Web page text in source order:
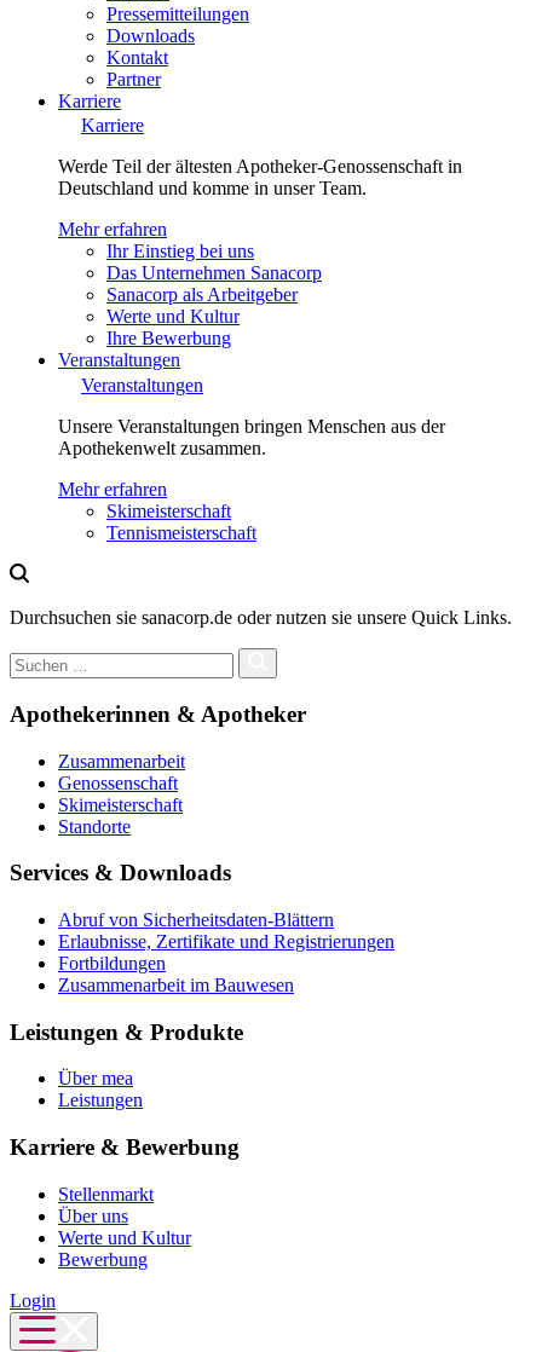
Pressemitteilungen
Downloads
Kontakt
Partner
Karriere
Karriere
Werde Teil der ältesten Apotheker-Genossenschaft in
Deutschland und komme in unser Team.
Mehr erfahren
Ihr Einstieg bei uns
Das Unternehmen Sanacorp
Sanacorp als Arbeitgeber
Werte und Kultur
Ihre Bewerbung
Veranstaltungen
Veranstaltungen
Unsere Veranstaltungen bringen Menschen aus der
Apothekenwelt zusammen.
Mehr erfahren
Skimeisterschaft
Tennismeisterschaft
Durchsuchen sie sanacorp.de oder nutzen sie unsere Quick Links.
Apothekerinnen & Apotheker
Zusammenarbeit
Genossenschaft
Skimeisterschaft
Standorte
Services & Downloads
Abruf von Sicherheitsdaten-Blättern
Erlaubnisse, Zertifikate und Registrierungen
Fortbildungen
Zusammenarbeit im Bauwesen
Leistungen & Produkte
Über mea
Leistungen
Karriere & Bewerbung
Stellenmarkt
Über uns
Werte und Kultur
Bewerbung
Login